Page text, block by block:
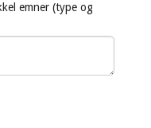
emner (type og